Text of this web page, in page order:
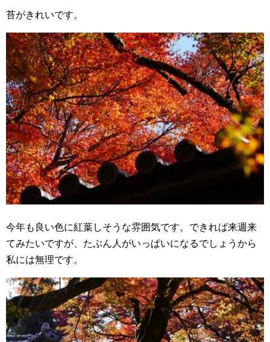
苔がきれいです。
今年も良い色に紅葉しそうな雰囲気です。できれば来週来
てみたいですが、たぶん人がいっぱいになるでしょうから
私には無理です。